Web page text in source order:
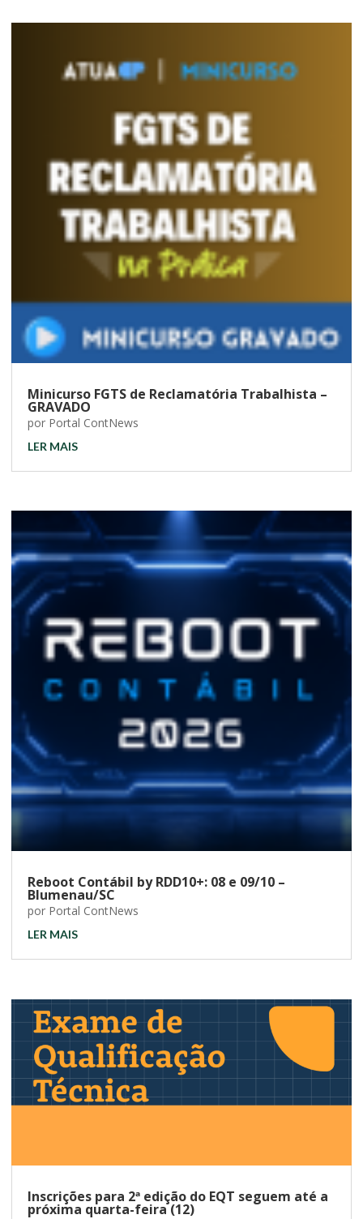
Minicurso FGTS de Reclamatória Trabalhista –
GRAVADO
por Portal ContNews
LER MAIS
Reboot Contábil by RDD10+: 08 e 09/10 –
Blumenau/SC
por Portal ContNews
LER MAIS
Inscrições para 2ª edição do EQT seguem até a
próxima quarta-feira (12)